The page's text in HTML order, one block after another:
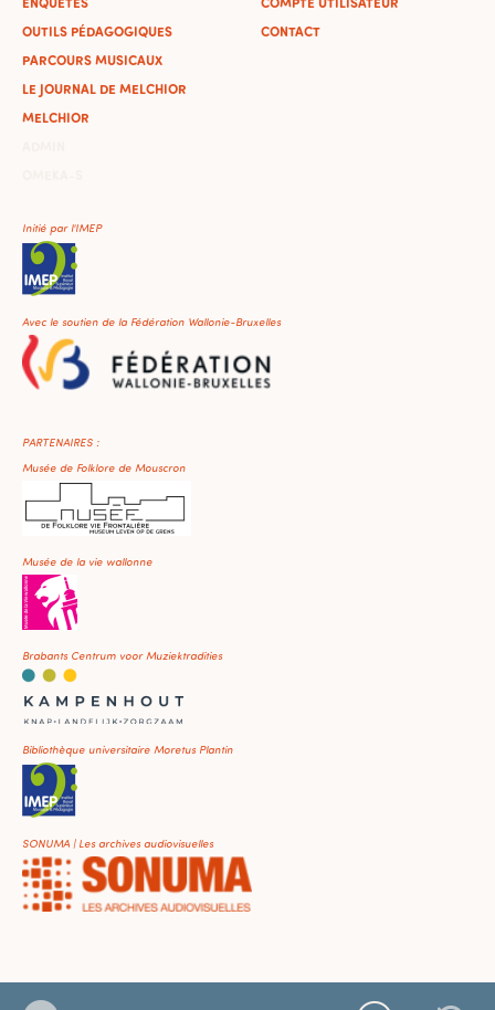
OUTILS PÉDAGOGIQUES
PARCOURS MUSICAUX
LE JOURNAL DE MELCHIOR
MELCHIOR
CONTACT
Initié par l'IMEP
Avec le soutien de la Fédération Wallonie-Bruxelles
PARTENAIRES :
Musée de Folklore de Mouscron
Musée de la vie wallonne
Brabants Centrum voor Muziektradities
Bibliothèque universitaire Moretus Plantin
SONUMA | Les archives audiovisuelles